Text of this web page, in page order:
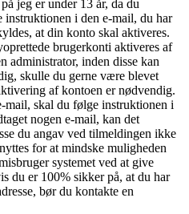
jeg er under 13 år, da du
i den e-mail, du har
at din konto skal aktiveres.
brugerkonti aktiveres af
administrator, inden disse kan
skulle du gerne være blevet
af kontoen er nødvendig.
mail, skal du følge instruktionen i
nogen e-mail, kan det
du angav ved tilmeldingen ikke
for at mindske muligheden
systemet ved at give
du er 100% sikker på, at du har
bør du kontakte en